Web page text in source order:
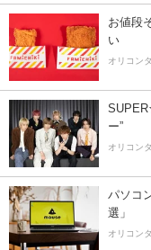
お値段
い
オリコン
ー”
オリコン
パソコ
選」
オリコン